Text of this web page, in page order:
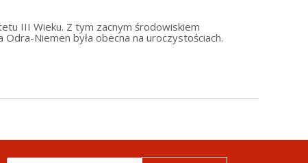
III Wieku. Z tym zacnym środowiskiem
Niemen była obecna na uroczystościach.